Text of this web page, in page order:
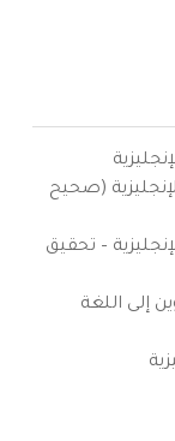
(صحيح
– تحقيق
إلى اللغة